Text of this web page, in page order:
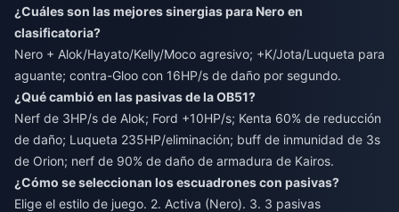
¿Cuáles son las mejores sinergias para Nero en
clasificatoria?
Nero + Alok/Hayato/Kelly/Moco agresivo; +K/Jota/Luqueta para
aguante; contra-Gloo con 16HP/s de daño por segundo.
¿Qué cambió en las pasivas de la OB51?
Nerf de 3HP/s de Alok; Ford +10HP/s; Kenta 60% de reducción
de daño; Luqueta 235HP/eliminación; buff de inmunidad de 3s
de Orion; nerf de 90% de daño de armadura de Kairos.
¿Cómo se seleccionan los escuadrones con pasivas?
Elige el estilo de juego. 2. Activa (Nero). 3. 3 pasivas